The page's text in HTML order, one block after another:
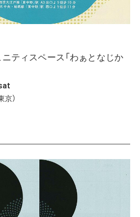
ニティスペース「わぁとなじか
）